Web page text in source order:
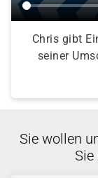
Chris gibt
seiner
Sie wollen